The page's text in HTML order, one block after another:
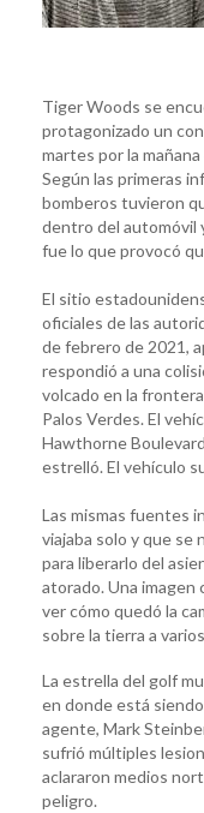
Tiger Woods se
protagonizado un
martes por la
Según las primeras
bomberos tuvieron
dentro del automóvil
fue lo que provocó
El sitio
oficiales de las
de febrero de 2021,
respondió a una
volcado en la
Palos Verdes. El
Hawthorne
estrelló. El vehículo
Las mismas fuentes
viajaba solo y que se
para liberarlo del
atorado. Una
ver cómo quedó la
sobre la tierra a
La estrella del golf
en donde está
agente, Mark
sufrió múltiples
aclararon medios
peligro.